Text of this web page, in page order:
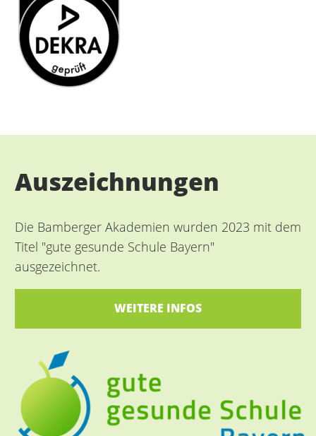
Auszeichnungen
Die Bamberger Akademien wurden 2023 mit dem
Titel "gute gesunde Schule Bayern"
ausgezeichnet.
WEITERE INFOS